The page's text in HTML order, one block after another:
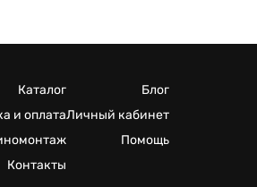
Каталог
и оплата
Контакты
Блог
Личный кабинет
Помощь